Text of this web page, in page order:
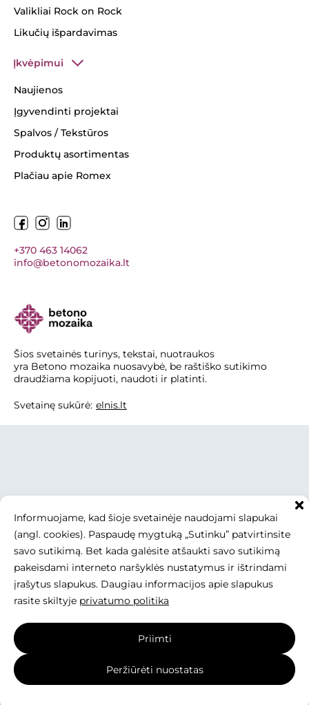
Informuojame, kad šioje svetainėje naudojami slapukai
(angl. cookies). Paspaudę mygtuką „Sutinku” patvirtinsite
savo sutikimą. Bet kada galėsite atšaukti savo sutikimą
pakeisdami interneto naršyklės nustatymus ir ištrindami
įrašytus slapukus. Daugiau informacijos apie slapukus
rasite skiltyje privatumo politika
Priimti
Peržiūrėti nuostatas
Valikliai Rock on Rock
Likučių išpardavimas
Įkvėpimui
Naujienos
Įgyvendinti projektai
Spalvos / Tekstūros
Produktų asortimentas
Plačiau apie Romex
+370 463 14062
info@betonomozaika.lt
Šios svetainės turinys, tekstai, nuotraukos
yra Betono mozaika nuosavybė, be raštiško sutikimo
draudžiama kopijuoti, naudoti ir platinti.
Svetainę sukūrė: elnis.lt